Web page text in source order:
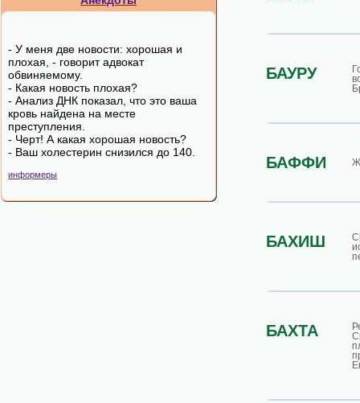
- У меня две новости: хорошая и
плохая, - говорит адвокат
обвиняемому.
- Какая новость плохая?
- Анализ ДНК показал, что это ваша
кровь найдена на месте
преступления.
- Черт! А какая хорошая новость?
- Ваш холестерин снизился до 140.
информеры
БАУРУ
БАФФИ
БАХИШ
БАХТА